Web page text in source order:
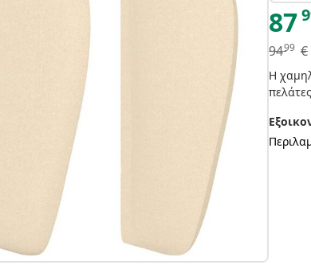
87
9499 €
Η